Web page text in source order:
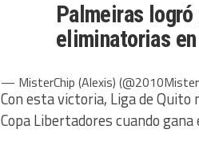
Palmeiras
eliminatorias
— MisterChip (Alexis)
Con esta victoria, Liga de
Copa Libertadores cuando